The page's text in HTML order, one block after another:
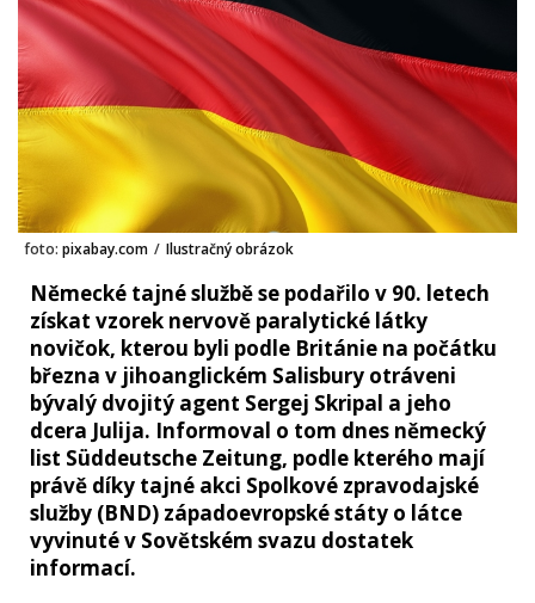
foto: pixabay.com / Ilustračný obrázok
Německé tajné službě se podařilo v 90. letech
získat vzorek nervově paralytické látky
novičok, kterou byli podle Británie na počátku
března v jihoanglickém Salisbury otráveni
bývalý dvojitý agent Sergej Skripal a jeho
dcera Julija. Informoval o tom dnes německý
list Süddeutsche Zeitung, podle kterého mají
právě díky tajné akci Spolkové zpravodajské
služby (BND) západoevropské státy o látce
vyvinuté v Sovětském svazu dostatek
informací.